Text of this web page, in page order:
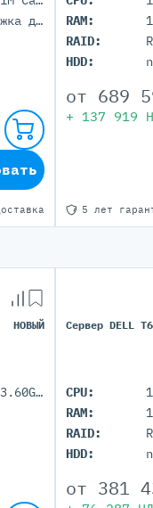
16GB DDR4 RDIMM 2400MHz (Поддержка до 512Гб максимально, 16 DIMM портов)
RAM:
RAID:
HDD:
5 лет
от 689
+ 137 919
НОВЫЙ
1x AMD EPYC 9015 (8C 64M Cache 3.60GHz)
Сервер DELL
CPU:
RAM:
RAID:
HDD:
от 381